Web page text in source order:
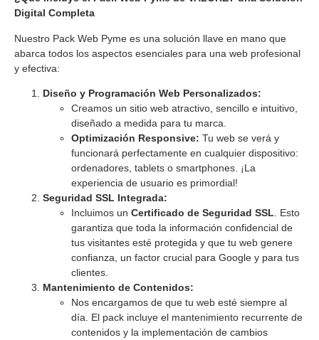
Digital Completa
Nuestro Pack Web Pyme es una solución llave en mano que
abarca todos los aspectos esenciales para una web profesional
y efectiva:
Diseño y Programación Web Personalizados:
Creamos un sitio web atractivo, sencillo e intuitivo,
diseñado a medida para tu marca.
Optimización Responsive: Tu web se verá y
funcionará perfectamente en cualquier dispositivo:
ordenadores, tablets o smartphones. ¡La
experiencia de usuario es primordial!
Seguridad SSL Integrada:
Incluimos un Certificado de Seguridad SSL. Esto
garantiza que toda la información confidencial de
tus visitantes esté protegida y que tu web genere
confianza, un factor crucial para Google y para tus
clientes.
Mantenimiento de Contenidos:
Nos encargamos de que tu web esté siempre al
día. El pack incluye el mantenimiento recurrente de
contenidos y la implementación de cambios